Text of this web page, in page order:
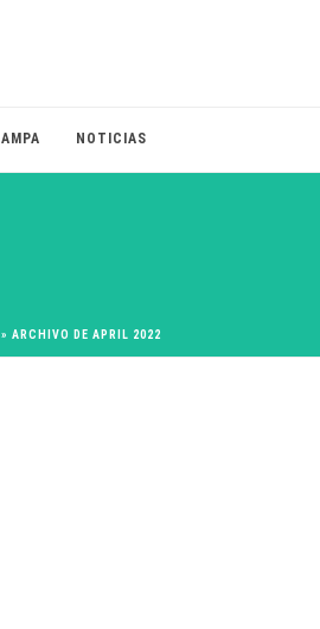
AMPA NOTICIAS
» ARCHIVO DE APRIL 2022